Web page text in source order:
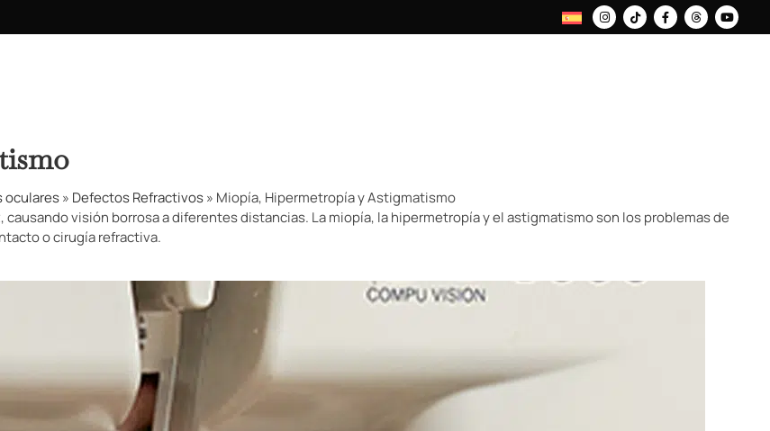
oculares» Defectos Refractivos» Miopía, Hipermetropía y Astigmatismo
visión borrosa a diferentes distancias. La miopía, la hipermetropía y el astigmatismo son los problemas de
o cirugía refractiva.